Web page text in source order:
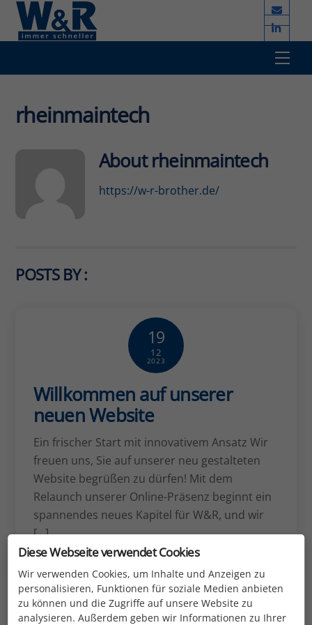
Skip
content
rheinmaintech
Aboutrheinmaintech
https://w-r-brother.de/
POSTS BY :
19
12
2023
Willkommen auf unserer
neuen Website
Ein frischer Start mit innovativem Ansatz Wir
freuen uns, Sie auf unserer neu gestalteten
Website begrüßen zu dürfen! Mit dem
Relaunch unserer Online-Präsenz beginnt ein
spannendes neues Kapitel für W&R, und wir
[…]
Diese Webseite verwendet Cookies
Wir verwenden Cookies, um Inhalte und Anzeigen zu
personalisieren, Funktionen für soziale Medien anbieten
zu können und die Zugriffe auf unsere Website zu
analysieren. Außerdem geben wir Informationen zu Ihrer